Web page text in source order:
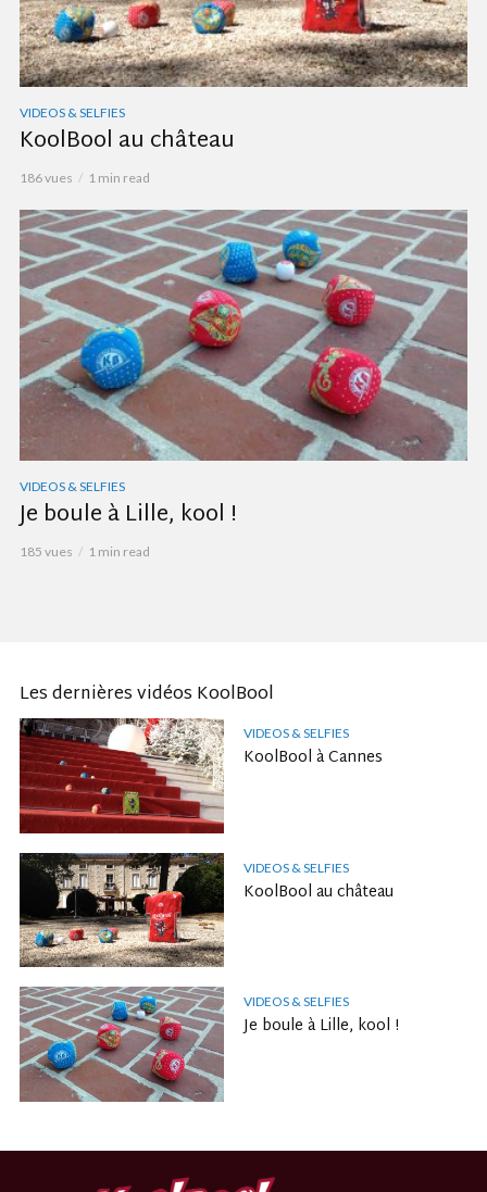
VIDEOS & SELFIES
KoolBool au château
186 vues 1 min read
VIDEOS & SELFIES
Je boule à Lille, kool !
185 vues 1 min read
Les dernières vidéos KoolBool
VIDEOS & SELFIES
KoolBool à Cannes
VIDEOS & SELFIES
KoolBool au château
VIDEOS & SELFIES
Je boule à Lille, kool !